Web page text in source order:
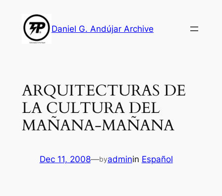
content
Daniel G. Andújar Archive
ARQUITECTURAS DE
LA CULTURA DEL
MAÑANA-MAÑANA
Dec 11, 2008—byadminin Español